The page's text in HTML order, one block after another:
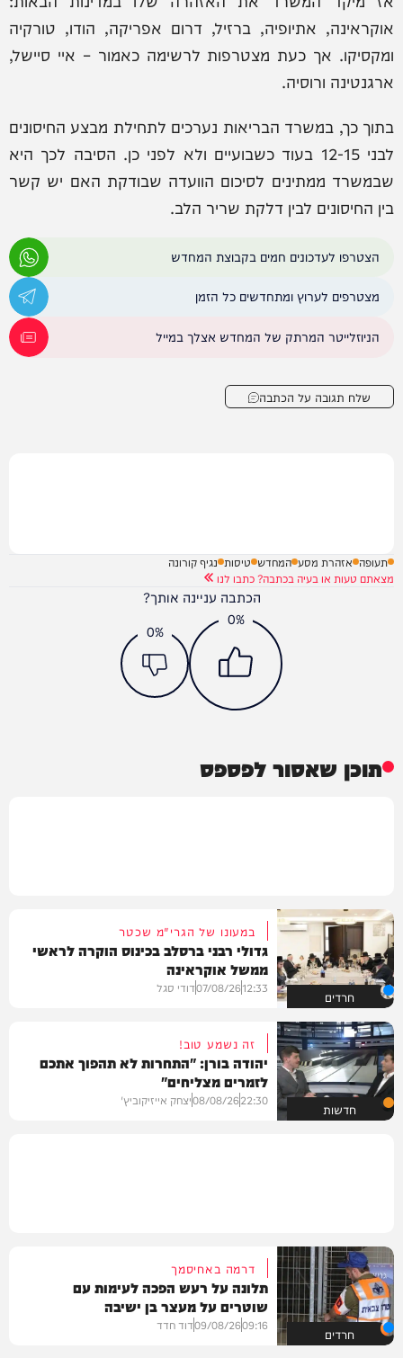
אוקראינה, אתיופיה, ברזיל, דרום אפריקה, הודו, טורקיה
ומקסיקו. אך כעת מצטרפות לרשימה כאמור – איי סיישל,
ארגנטינה ורוסיה.
בתוך כך, במשרד הבריאות נערכים לתחילת מבצע החיסונים
לבני 12-15 בעוד כשבועיים ולא לפני כן. הסיבה לכך היא
שבמשרד ממתינים לסיכום הוועדה שבודקת האם יש קשר
בין החיסונים לבין דלקת שריר הלב.
הצטרפו לעדכונים חמים בקבוצת המחדש
מצטרפים לערוץ ומתחדשים כל הזמן
הניוזלייטר המרתק של המחדש אצלך במייל
שלח תגובה על הכתבה
תעופה אזהרת מסע המחדש טיסות נגיף קורונה
מצאתם טעות או בעיה בכתבה? כתבו לנו
הכתבה עניינה אותך?
0%
0%
תוכן שאסור לפספס
חרדים
במעונו של הגרי"מ שכטר
גדולי רבני ברסלב בכינוס הוקרה לראשי
ממשל אוקראינה
12:33
07/08/26דודי סגל
חדשות
זה נשמע טוב!
יהודה בורן: "התחרות לא תהפוך אתכם
לזמרים מצליחים"
22:30
08/08/26יצחק אייזיקוביץ'
חרדים
דרמה באחיסמך
תלונה על רעש הפכה לעימות עם
שוטרים על מעצר בן ישיבה
09:16
09/08/26דוד חדד